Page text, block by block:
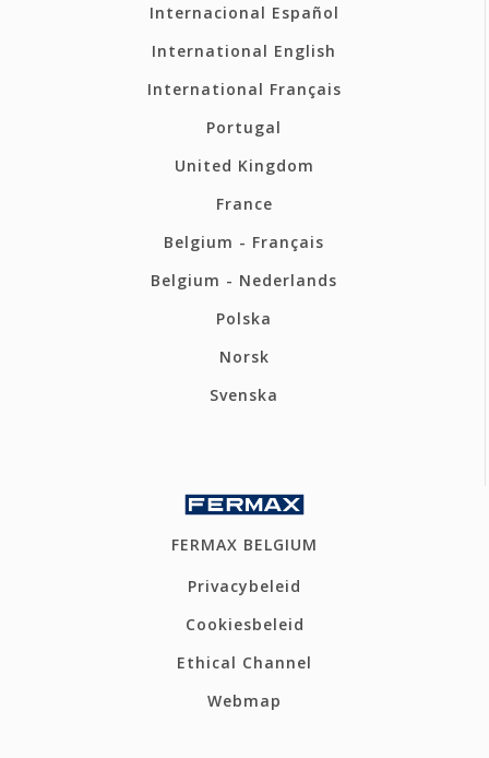
Internacional Español
International English
International Français
Portugal
United Kingdom
France
Belgium - Français
Belgium - Nederlands
Polska
Norsk
Svenska
FERMAX BELGIUM
Privacybeleid
Cookiesbeleid
Ethical Channel
Webmap